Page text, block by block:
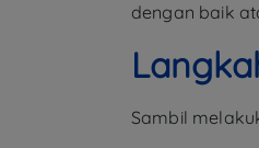
dengan baik
Sambil